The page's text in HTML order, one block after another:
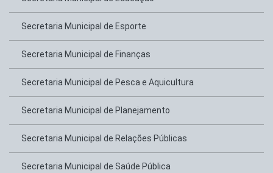
Secretaria Municipal de Esporte
Secretaria Municipal de Finanças
Secretaria Municipal de Pesca e Aquicultura
Secretaria Municipal de Planejamento
Secretaria Municipal de Relações Públicas
Secretaria Municipal de Saúde Pública